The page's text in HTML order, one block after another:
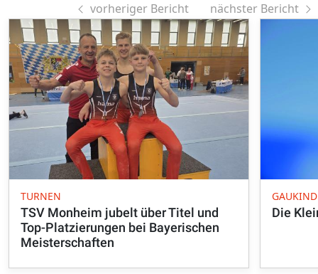
vorheriger Bericht nächster Bericht
TURNEN
TSV Monheim jubelt über Titel und
Top-Platzierungen bei Bayerischen
Meisterschaften
Die